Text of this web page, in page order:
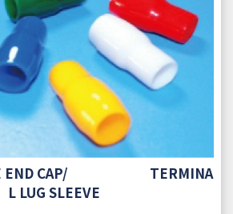
END CAP/ TERMINA
L LUG SLEEVE